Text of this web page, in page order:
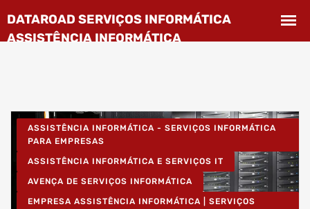
ASSISTÊNCIA INFORMÁTICA - SERVIÇOS INFORMÁTICA
PARA EMPRESAS
ASSISTÊNCIA INFORMÁTICA E SERVIÇOS IT
AVENÇA DE SERVIÇOS INFORMÁTICA
EMPRESA ASSISTÊNCIA INFORMÁTICA | SERVIÇOS